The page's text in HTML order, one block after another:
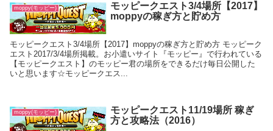
moppy(モッピー)
モッピークエスト3/4場所【2017】
moppyの稼ぎ方と貯め方
モッピークエスト3/4場所【2017】moppyの稼ぎ方と貯め方 モッピーク
エスト2017/3/4場所掲載。お小遣いサイト『モッピー』で行われている
【モッピークエスト】のモッピー君の場所をできるだけ毎日公開した
いと思います☆モッピークエス...
moppy(モッピー)
モッピークエスト11/19場所 稼ぎ
方と攻略法（2016）